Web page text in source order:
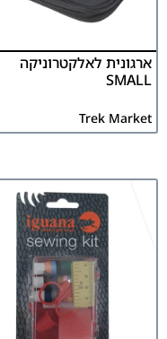
ארגונית לאלקטרוניקה
SMALL
Trek Market